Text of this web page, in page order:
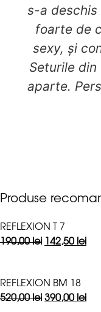
s-a deschis
foarte de
sexy, și
Seturile
aparte.
Produse
REFLEXION T 7
190,00lei 142,50 lei
REFLEXION BM 18
520,00lei 390,00 lei